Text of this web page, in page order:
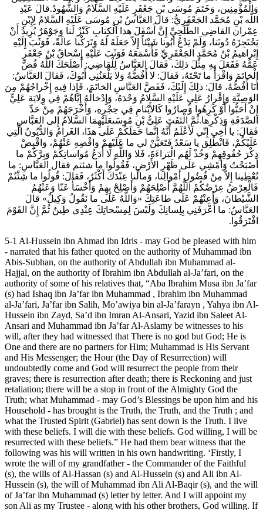
وَالْمُؤْمِنِين، وَخَتَمَ مُوسَى بْنِ جَعْفَرٍ عَلَيْهِ السَّلامُ وَالشُّهُودُ.قالَ عَبْدِ
اللَّه بْنِ مُحَمَّد الجَعْفَرِيُّ: قالَ العَبَّاسُ بْنِ مُوسَى‏ عَلَيْهِ السَّلامُ لِإِبْنِ
عِمْران القاضِي الطُّلَحِيِّ إِنَّ أَسْفَلَ هذا الْكِتابِ كَنْزٌ لَنا وَجَوْهَرٌ يُرِيدُ أَنْ
يَحْتَجِزَهُ دُونَنا، وَلَمْ يَدْعُ أَبُونا شَيْئاً إِلاّ جَعَلَهُ لَهُ وَتَرَكْنا عالَةً، فَوَثَبَ إِلَيْهِ
إِبْراهيمُ بْنُ مُحَمَّدٍ الجَعْفَرِيِّ فَأَسْمَعَهُ فَوَثَبَ عَلَيْهِ إِسْحاقُ بْنُ جَعْفَرٍ
عَمُّهُ فَفَعَلَ بِهِ مِثْلَ ذلِكَ، فَقالَ العَبَّاسُ لِلْقاضِي: أَصْلَحَكَ اللَّهُ فُضَّ
الْخاتَمَ وَاقْرَأْ ما تَحْتَهُ، فَقالَ: لا أَفُضُّهُ وَلا يَلْعَنُنِي أَبُوكَ، فَقالَ العَبَّاسُ:
أَنَا أَفُضُّهُ، قالَ: ذلِكَ إِلَيْكَ، فَفَضَّ العَبَّاسِ الخاتَمَ، فَإِذا فِيهِ إِخْراجُهُمْ مِنَ
الوَصِيَّةِ وَإِقْرارُ عَلِيٍ‏ عَلَيْهِ السَّلامُ وَحْدَهُ، وَإِدْخالُهُ إِيَّاهُمْ فِي وِلايَة عَلِيٍّ
إِنْ أَحَبُّوا أَوْ كَرِهُوا وَصارُوا كَالأَيْتامِ فِي حِجْرِهِ، وَأَخْرَجَهُمْ مِنْ حَدِّ
الصَّدَقَةِ وَذِكْرِها.ثُمَّ الْتَفَتَ عَلِىُّ بْنِ مُوسَى‏عَلَيْهِمَا السَّلاَمُ إِلى العَبَّاسِ
فَقالَ: يا أَخِي إِنّي لَأَعْلَمُ أَنَّهُ إِنَّما حَمَلَكُمْ عَلَى هذَا، الغَرامُ وَالدُّيُونُ الَّتِي
عَلَيْكُمْ، فَانْطَلِق يا سَعْدُ فَتَعَيَّنْ لي‏ ما عَلَيْهِمْ وَاقْضِهِ عَنْهُمْ، وَاقْبِضْ
ذِكْرَ حُقُوقِهِمْ وَخُذْ لَهُم الْبَراءَةَ، فَلا وَاللَّهِ لا أَدَعُ مُواساتِكُمْ وَبِرَّكُمْ ما
أَصْبَحْتُ وَأَمْشِي عَلَى ظَهْرِ الأَرْضِ، فَقُولُوا ما شئتم فقال العَبَّاسِ: ما
تُعْطِينا إِلاّ مِنْ فُضُولِ أَمْوالِنا، وَمالُنا عِنْدَكَ أَكْثَرُ، فَقالَ: قُولُوا ما شِئْتُمْ
فَالْعِرْضُ عِرْضُكُمْ اَللَّهُمَّ أَصْلِحَهُمْ وَأَصْلِحْ بِهِمْ وَأَخْسَأْ عَنّا وَعَنْهُمُ
الشَّيْطانَ، وَأَعِنْهُمْ عَلَى طاعَتِكَ «وَاللَّهُ عَلَى ما نَقُولُ وَكِيلٌ» قالَ
العَبَّاسُ: ما أَعْرَفَنِي بِلِسانِكَ وَلَيْسَ لِمِسْحاتِكَ عِنْدِي طِينٌ ثُمَّ إِنَّ القَوْمَ
افْتَرَقُوا.
5-1 Al-Hussein ibn Ahmad ibn Idris - may God be pleased with him
- narrated that his father quoted on the authority of Muhammad ibn
Abis-Subhan, on the authority of Abdullah ibn Muhammad al-
Hajjal, on the authority of Ibrahim ibn Abdullah al-Ja’fari, on the
authority of some of his relatives that, “Aba Ibrahim Musa ibn Ja’far
(s) had Ishaq ibn Ja’far ibn Muhammad , Ibrahim ibn Muhammad
al-Ja’fari, Ja’far ibn Salih, Mo’awiya bin al-Ja’farayn , Yahya ibn Al-
Hussein ibn Zayd, Sa’d ibn Imran Al-Ansari, Yazid ibn Saleet Al-
Ansari and Muhammad ibn Ja’far Al-Aslamy be witnesses to his
will, after they had witnessed that There is no god but God; He is
One and there are no partners for Him; Muhammad is His Servant
and His Messenger; the Hour (the Day of Resurrection) will
undoubtedly come and God will resurrect the people from their
graves; there is resurrection after death; there is Reckoning and just
retaliation; there will be a stop in front of the Almighty God the
Truth; what Muhammad - may God’s Blessings be upon him and his
Household - has brought is the Truth, the Truth, and the Truth ; and
what the Trusted Spirit (Gabriel) has sent down is the Truth. I live
with these beliefs. I will die with these beliefs. God willing, I will be
resurrected with these beliefs.” He had them bear witness that the
following was his will written in his own handwriting. ‘Firstly, I
wrote the will of my grandfather - the Commander of the Faithful
(s), the wills of Al-Hassan (s) and Al-Hussein (s) and Ali ibn Al-
Hussein (s), the will of Muhammad ibn Ali Al-Baqir (s), and the will
of Ja’far ibn Muhammad (s) letter by letter. And I will appoint my
son Ali as my Trustee - along with his other brothers, God willing. If